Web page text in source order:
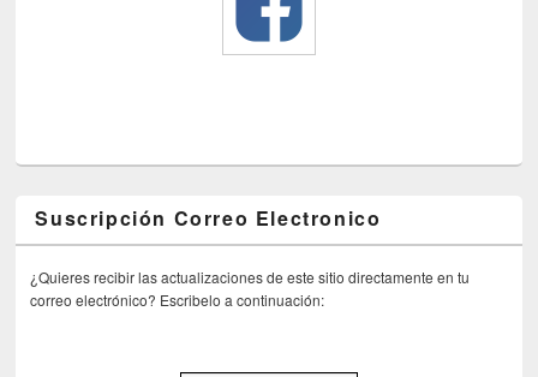
Suscripción Correo Electronico
¿Quieres recibir las actualizaciones de este sitio directamente en tu
correo electrónico? Escribelo a continuación: